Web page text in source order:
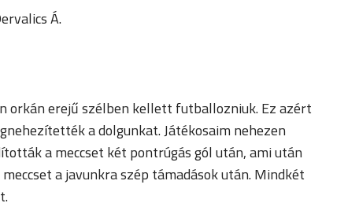
Á.
orkán erejű szélben kellett futballozniuk. Ez azért
a dolgunkat. Játékosaim nehezen
a meccset két pontrúgás gól után, ami után
a javunkra szép támadások után. Mindkét